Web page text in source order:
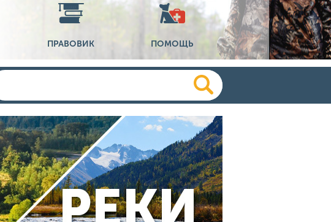
ПРАВОВИК ПОМОЩЬ